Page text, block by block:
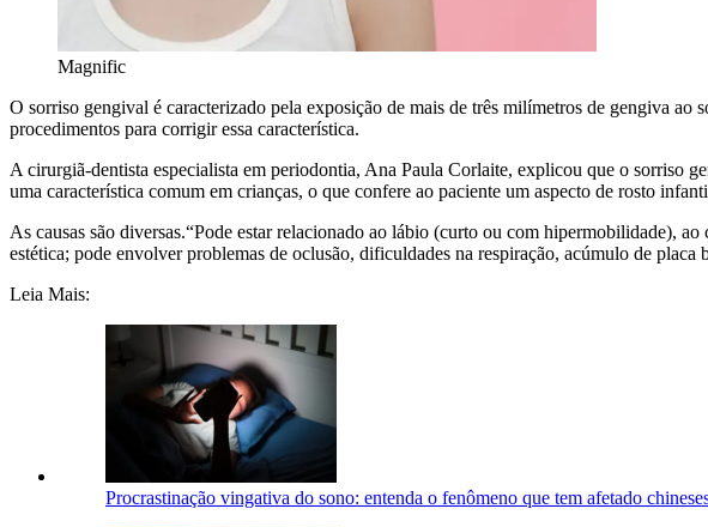
Magnific
O sorriso gengival é caracterizado pela exposição de mais de três milímetros de gengiva
procedimentos para corrigir essa característica.
A cirurgiã-dentista especialista em periodontia, Ana Paula Corlaite, explicou que o sorriso
uma característica comum em crianças, o que confere ao paciente um aspecto de rosto
As causas são diversas.“Pode estar relacionado ao lábio (curto ou com hipermobilidade),
estética; pode envolver problemas de oclusão, dificuldades na respiração, acúmulo de
Leia Mais:
Procrastinação vingativa do sono: entenda o fenômeno que tem afetado